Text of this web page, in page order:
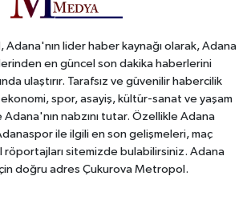
lider haber kaynağı olarak, Adana
en güncel son dakika haberlerini
ulaştırır. Tarafsız ve güvenilir habercilik
ekonomi, spor, asayiş, kültür-sanat ve yaşam
nabzını tutar. Özellikle Adana
ile ilgili en son gelişmeleri, maç
sitemizde bulabilirsiniz. Adana
doğru adres Çukurova Metropol.